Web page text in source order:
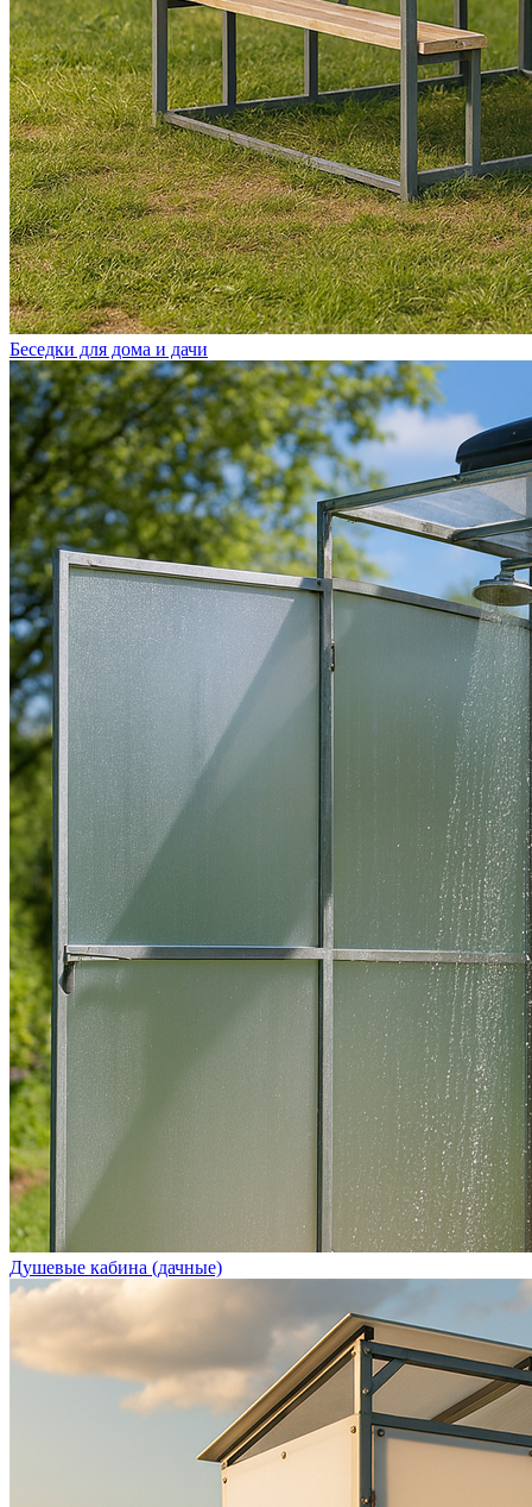
Беседки для дома и дачи
Душевые кабина (дачные)